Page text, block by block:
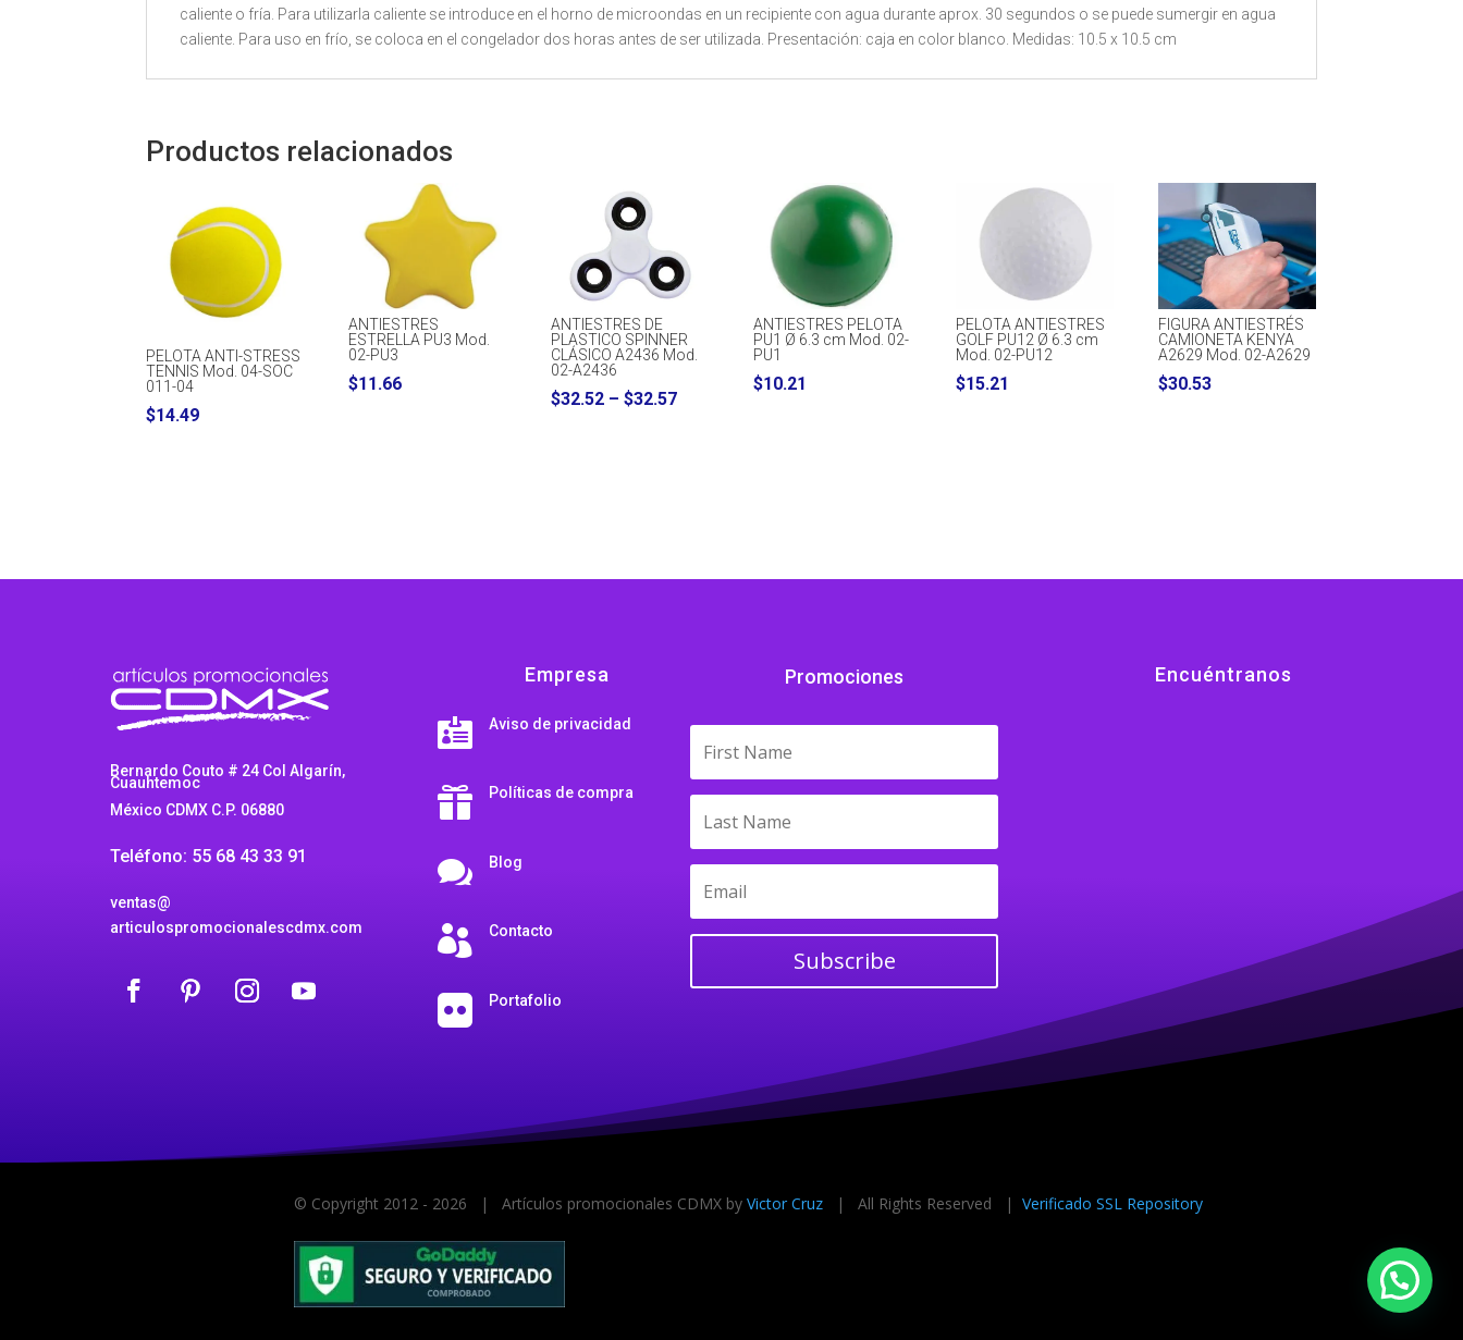
caliente o fría. Para utilizarla caliente se introduce en el horno de microondas en un recipiente con agua durante aprox. 30 segundos o se puede sumergir en agua
caliente. Para uso en frío, se coloca en el congelador dos horas antes de ser utilizada. Presentación: caja en color blanco. Medidas: 10.5 x 10.5 cm
Productos relacionados
PELOTA ANTI-STRESS
TENNIS Mod. 04-SOC
011-04
$14.49
ANTIESTRES
ESTRELLA PU3 Mod.
02-PU3
$11.66
ANTIESTRES DE
PLASTICO SPINNER
CLÁSICO A2436 Mod.
02-A2436
$32.52 – $32.57Price
ANTIESTRES PELOTA
PU1 Ø 6.3 cm Mod. 02-
PU1
$10.21
PELOTA ANTIESTRES
GOLF PU12 Ø 6.3 cm
Mod. 02-PU12
$15.21
FIGURA ANTIESTRÉS
CAMIONETA KENYA
A2629 Mod. 02-A2629
$30.53
Bernardo Couto # 24 Col Algarín,
Cuauhtemoc
México CDMX C.P. 06880
Teléfono: 55 68 43 33 91
ventas@
articulospromocionalescdmx.com
Empresa
 Aviso de privacidad
 Políticas de compra
 Blog
 Contacto
 Portafolio
Promociones
Subscribe
Encuéntranos
© Copyright 2012 - 2026 | Artículos promocionales CDMX byVictor Cruz | All Rights Reserved |Verificado SSL Repository